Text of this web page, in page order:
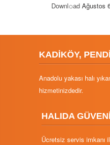
Downl𝚘аd Ağustos
KADİKÖY,
Anadolu yakası halı
hizmetinizdedir.
HALIDA
Ücretsiz servis imkanı